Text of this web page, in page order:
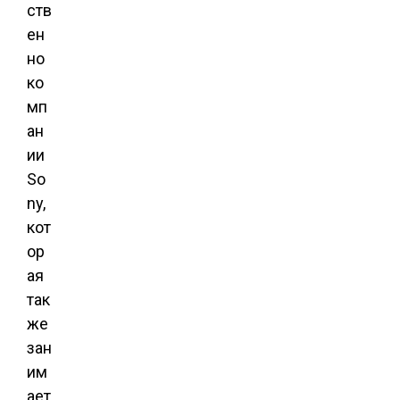
ств
ен
но
ко
мп
ан
ии
So
ny,
кот
ор
ая
так
же
зан
им
ает